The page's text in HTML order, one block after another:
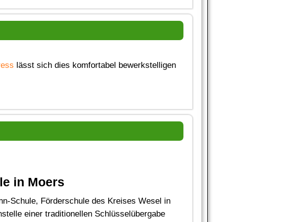
lässt sich dies komfortabel bewerkstelligen
in Moers
Schule, Förderschule des Kreises Wesel in
einer traditionellen Schlüsselübergabe